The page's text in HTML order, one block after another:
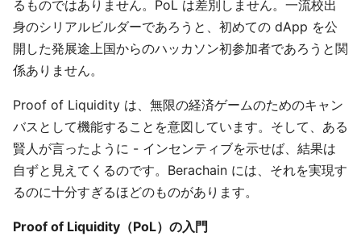
るものではありません。PoL は差別しません。一流校出
身のシリアルビルダーであろうと、初めての dApp を公
開した発展途上国からのハッカソン初参加者であろうと関
係ありません。
Proof of Liquidity は、無限の経済ゲームのためのキャン
バスとして機能することを意図しています。そして、ある
賢人が言ったように - インセンティブを示せば、結果は
自ずと見えてくるのです。Berachain には、それを実現す
るのに十分すぎるほどのものがあります。
Proof of Liquidity（PoL）の入門